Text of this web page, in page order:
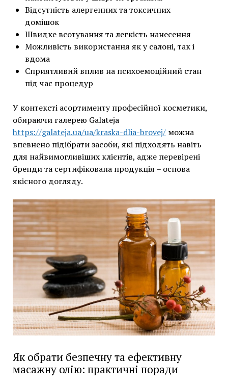
Відсутність алергенних та токсичних
домішок
Швидке всотування та легкість нанесення
Можливість використання як у салоні, так і
вдома
Сприятливий вплив на психоемоційний стан
під час процедур
У контексті асортименту професійної косметики,
обираючи галерею Galateja
https://galateja.ua/ua/kraska-dlia-brovej/можна
впевнено підібрати засоби, які підходять навіть
для найвимогливіших клієнтів, адже перевірені
бренди та сертифікована продукція – основа
якісного догляду.
Як обрати безпечну та ефективну
масажну олію: практичні поради